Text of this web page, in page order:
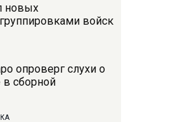
новых
войск
опроверг слухи о
в сборной